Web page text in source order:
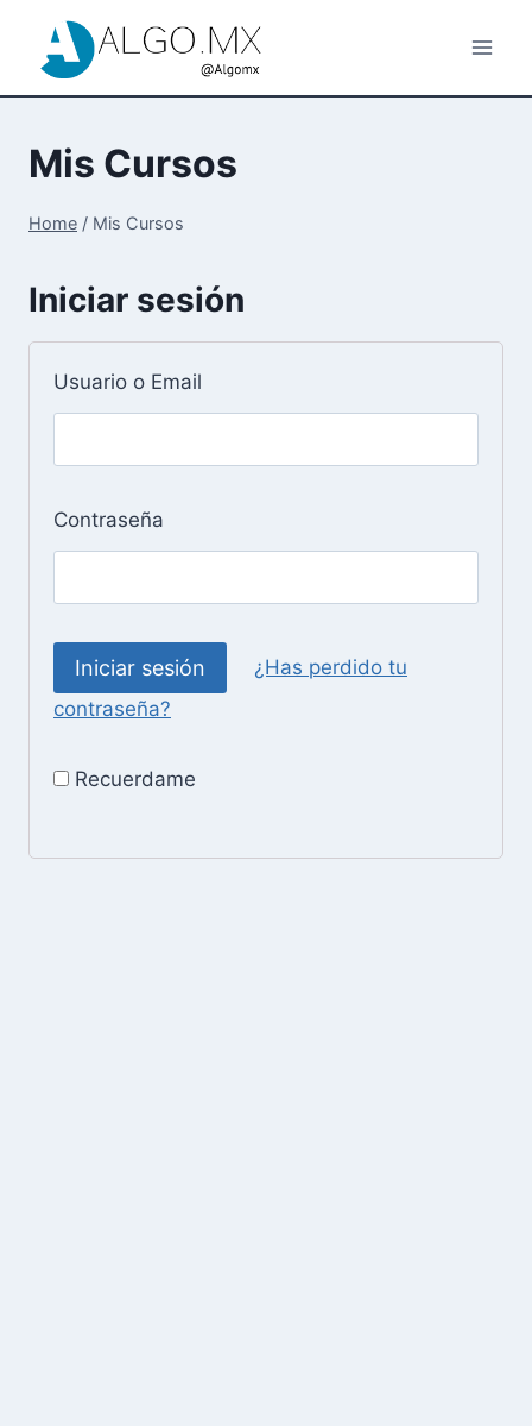
content
Mis Cursos
Home / Mis Cursos
Iniciar sesión
Usuario o Email
Contraseña
¿Has perdido tu
contraseña?
Recuerdame